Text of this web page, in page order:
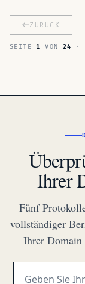
ZURÜCK
SEITE1 VON 24 ·
Ihrer
Fünf
vollständiger
Ihrer